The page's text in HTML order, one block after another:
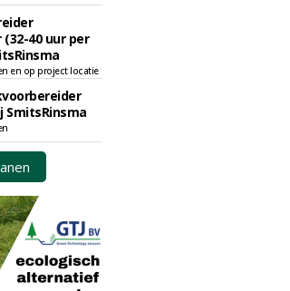
40 uur per
en op project locatie
SmitsRinsma